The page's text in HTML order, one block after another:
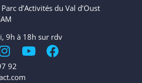
d’Activités du Val d’Oust
9h à 18h sur rdv
92